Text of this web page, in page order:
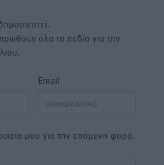
όλα τα πεδία για την
Email
μου για την επόμενη φορά.